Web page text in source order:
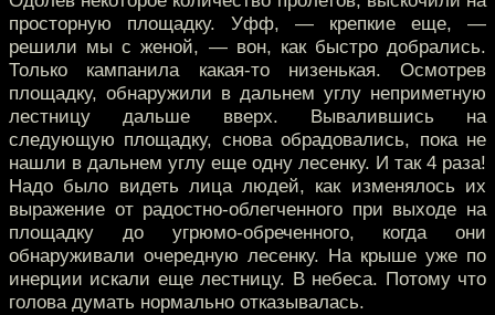
просторную площадку. Уфф, — крепкие еще, —
решили мы с женой, — вон, как быстро добрались.
Только кампанила какая-то низенькая. Осмотрев
площадку, обнаружили в дальнем углу неприметную
лестницу дальше вверх. Вывалившись на
следующую площадку, снова обрадовались, пока не
нашли в дальнем углу еще одну лесенку. И так 4 раза!
Надо было видеть лица людей, как изменялось их
выражение от радостно-облегченного при выходе на
площадку до угрюмо-обреченного, когда они
обнаруживали очередную лесенку. На крыше уже по
инерции искали еще лестницу. В небеса. Потому что
голова думать нормально отказывалась.